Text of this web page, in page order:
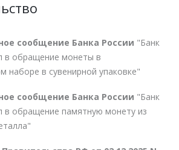
сообщение Банка России "Банк
в обращение монеты в
наборе в сувенирной упаковке"
сообщение Банка России "Банк
в обращение памятную монету из